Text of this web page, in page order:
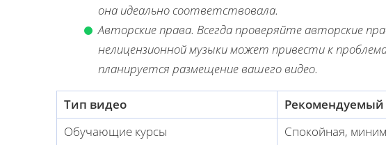
она идеально соответствовала.
Авторские права. Всегда проверяйте авторские
нелицензионной музыки может привести к
планируется размещение вашего видео.
Тип видео
Обучающие курсы
Спокойная,